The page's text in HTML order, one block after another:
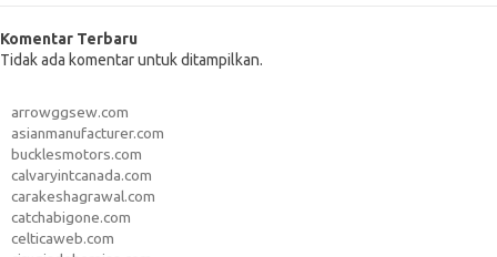
Komentar Terbaru
Tidak ada komentar untuk ditampilkan.
arrowggsew.com
asianmanufacturer.com
bucklesmotors.com
calvaryintcanada.com
carakeshagrawal.com
catchabigone.com
celticaweb.com